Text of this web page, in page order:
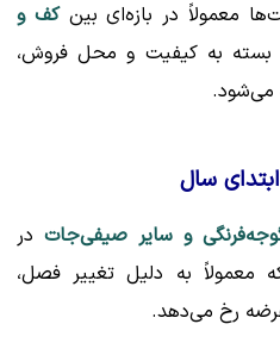
معمولاً در بازه‌ای بینکف و
به کیفیت و محل فروش،
می‌شود.
سال
و سایر صیفی‌جات در
معمولاً به دلیل تغییر فصل،
رخ می‌دهد.